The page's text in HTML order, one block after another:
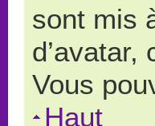
sont mis
d’avatar,
Vous
Haut